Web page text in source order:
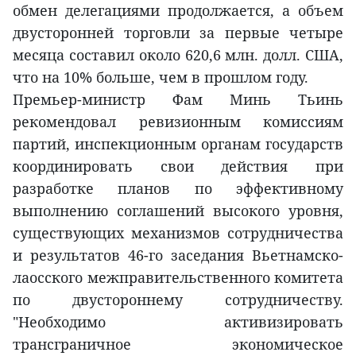
обмен делегациями продолжается, а объем
двусторонней торговли за первые четыре
месяца составил около 620,6 млн. долл. США,
что на 10% больше, чем в прошлом году.
Премьер-министр Фам Минь Тьинь
рекомендовал ревизионным комиссиям
партий, инспекционным органам государств
координировать свои действия при
разработке планов по эффективному
выполнению соглашений высокого уровня,
существующих механизмов сотрудничества
и результатов 46-го заседания Вьетнамско-
лаосского межправительственного комитета
по двустороннему сотрудничеству.
"Необходимо активизировать
трансграничное экономическое